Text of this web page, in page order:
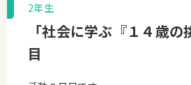
2年生
「社会に学ぶ『１４歳
目